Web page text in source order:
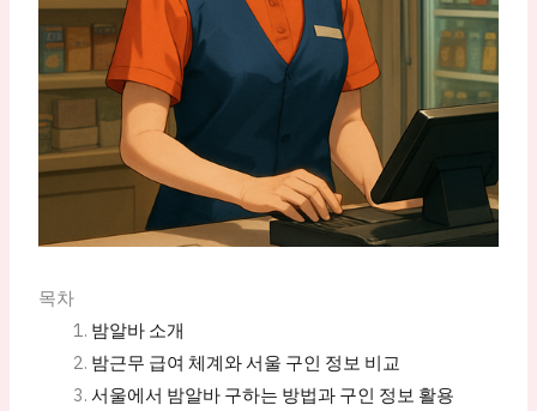
목차
밤알바 소개
밤근무 급여 체계와 서울 구인 정보 비교
서울에서 밤알바 구하는 방법과 구인 정보 활용